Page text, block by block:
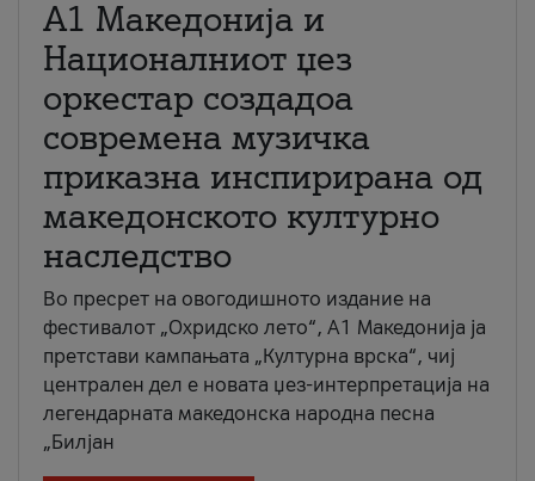
А1 Македонија и
Националниот џез
оркестар создадоа
современа музичка
приказна инспирирана од
македонското културно
наследство
Во пресрет на овогодишното издание на
фестивалот „Охридско лето“, А1 Македонија ја
претстави кампањата „Културна врска“, чиј
централен дел е новата џез-интерпретација на
легендарната македонска народна песна
„Билјан